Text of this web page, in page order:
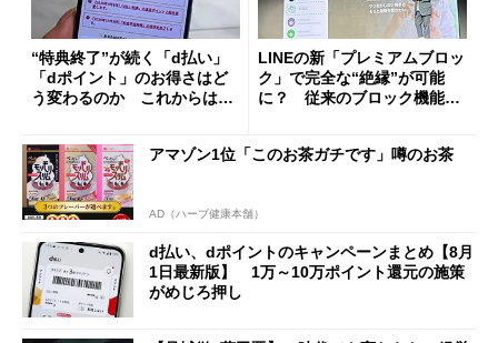
“特典終了”が続く「d払い」
「dポイント」のお得さはど
う変わるのか これからは
LINEの新「プレミアムブロッ
ク」で完全な“絶縁”が可能
に？ 従来のブロック機能と
アマゾン1位「このお茶ガチです」噂のお茶
AD（ハーブ健康本舗）
d払い、dポイントのキャンペーンまとめ【8月
1日最新版】 1万～10万ポイント還元の施策
がめじろ押し